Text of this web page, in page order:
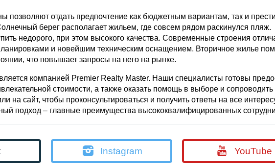
позволяют отдать предпочтение как бюджетным вариантам, так и
берег располагает жильем, где совсем рядом раскинулся пляж.
недорого, при этом высокого качества. Современные строения
и новейшим техническим оснащением. Вторичное жилье
что повышает запросы на него на рынке.
компанией Premier Realty Master. Наши специалисты готовы
стоимости, а также оказать помощь в выборе и сопроводить
на сайт, чтобы проконсультироваться и получить ответы на все
подход – главные преимущества высококвалифицированных
Instagram YouTube